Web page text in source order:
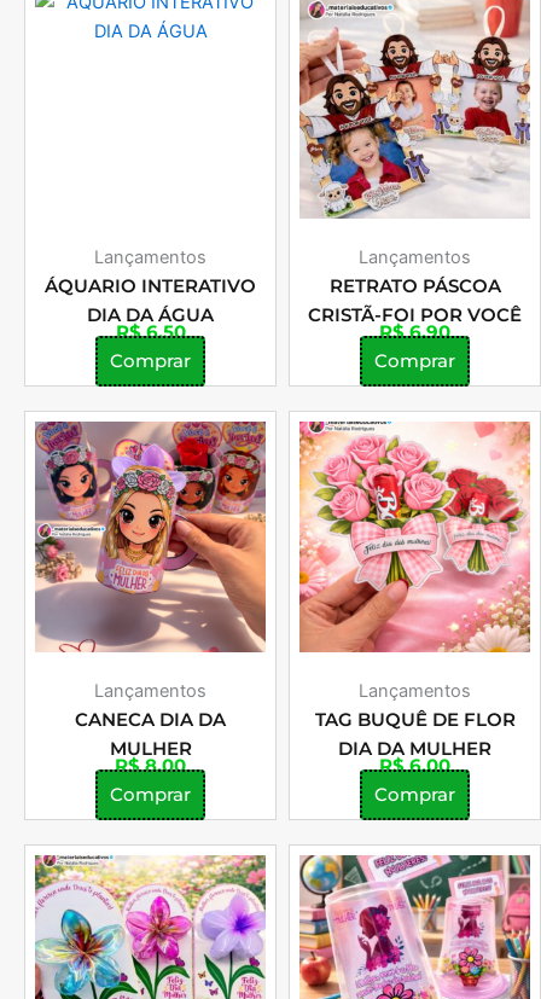
Lançamentos
ÁQUARIO INTERATIVO
DIA DA ÁGUA
R$6,50
Comprar
Lançamentos
RETRATO PÁSCOA
CRISTÃ-FOI POR VOCÊ
R$6,90
Comprar
Lançamentos
CANECA DIA DA
MULHER
R$8,00
Comprar
Lançamentos
TAG BUQUÊ DE FLOR
DIA DA MULHER
R$6,00
Comprar